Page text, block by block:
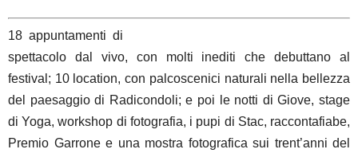
18 appuntamenti di
spettacolo dal vivo, con molti inediti che debuttano al
festival; 10 location, con palcoscenici naturali nella bellezza
del paesaggio di Radicondoli; e poi le notti di Giove, stage
di Yoga, workshop di fotografia, i pupi di Stac, raccontafiabe,
Premio Garrone e una mostra fotografica sui trent’anni del